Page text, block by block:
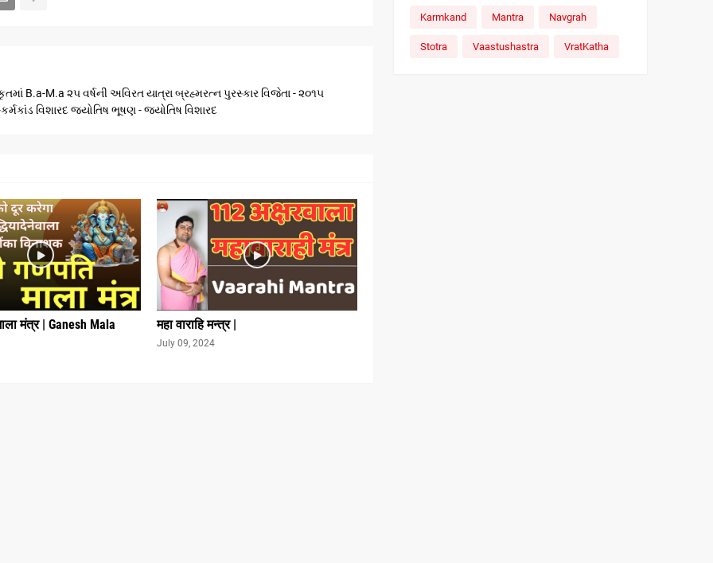
B.a-M.a ૨૫ વર્ષની અવિરત યાત્રા બ્રહ્મરત્ન પુરસ્કાર વિજેતા - ૨૦૧૫
વિશારદ જ્યોતિષ ભૂષણ - જ્યોતિષ વિશારદ
मंत्र | Ganesh Mala महा वाराहि मन्त्र |
July 09, 2024
Karmkand Mantra Navgrah
Stotra Vaastushastra VratKatha